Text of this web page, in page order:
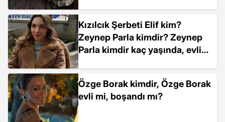
Kızılcık Şerbeti Elif kim?
Zeynep Parla kimdir? Zeynep
Parla kimdir kaç yaşında, evli
Özge Borak kimdir, Özge Borak
evli mi, boşandı mı?